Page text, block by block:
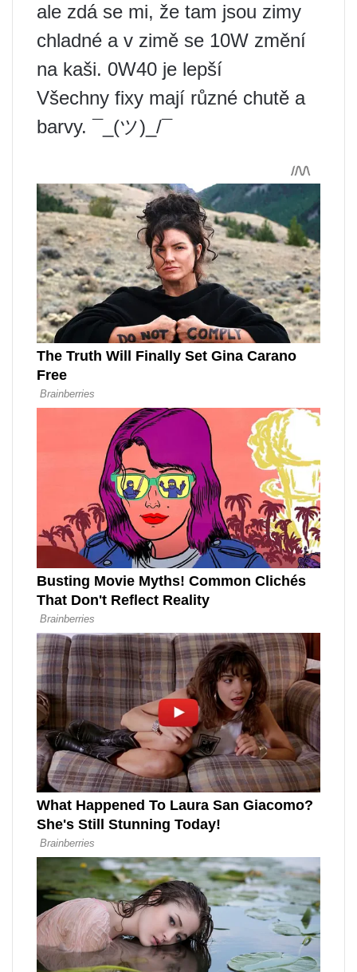
ale zdá se mi, že tam jsou zimy
chladné a v zimě se 10W změní
na kaši. 0W40 je lepší
Všechny fixy mají různé chutě a
barvy. ¯_(ツ)_/¯